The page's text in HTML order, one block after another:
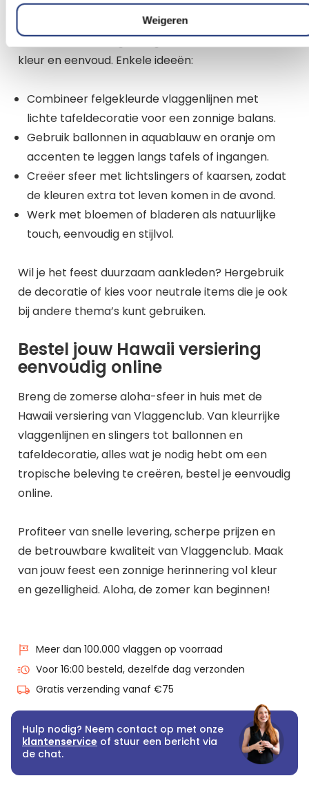
Weigeren
Hawaii look
De sleutel tot een geslaagde Hawaii-sfeer zit in
kleur en eenvoud. Enkele ideeën:
Combineer felgekleurde vlaggenlijnen met
lichte tafeldecoratie voor een zonnige balans.
Gebruik ballonnen in aquablauw en oranje om
accenten te leggen langs tafels of ingangen.
Creëer sfeer met lichtslingers of kaarsen, zodat
de kleuren extra tot leven komen in de avond.
Werk met bloemen of bladeren als natuurlijke
touch, eenvoudig en stijlvol.
Wil je het feest duurzaam aankleden? Hergebruik
de decoratie of kies voor neutrale items die je ook
bij andere thema’s kunt gebruiken.
Bestel jouw Hawaii versiering
eenvoudig online
Breng de zomerse aloha-sfeer in huis met de
Hawaii versiering van Vlaggenclub. Van kleurrijke
vlaggenlijnen en slingers tot ballonnen en
tafeldecoratie, alles wat je nodig hebt om een
tropische beleving te creëren, bestel je eenvoudig
online.
Profiteer van snelle levering, scherpe prijzen en
de betrouwbare kwaliteit van Vlaggenclub. Maak
van jouw feest een zonnige herinnering vol kleur
en gezelligheid. Aloha, de zomer kan beginnen!
Meer dan 100.000 vlaggen op voorraad
Voor 16:00 besteld, dezelfde dag verzonden
Gratis verzending vanaf €75
Hulp nodig? Neem contact op met onze
klantenservice of stuur een bericht via
de chat.